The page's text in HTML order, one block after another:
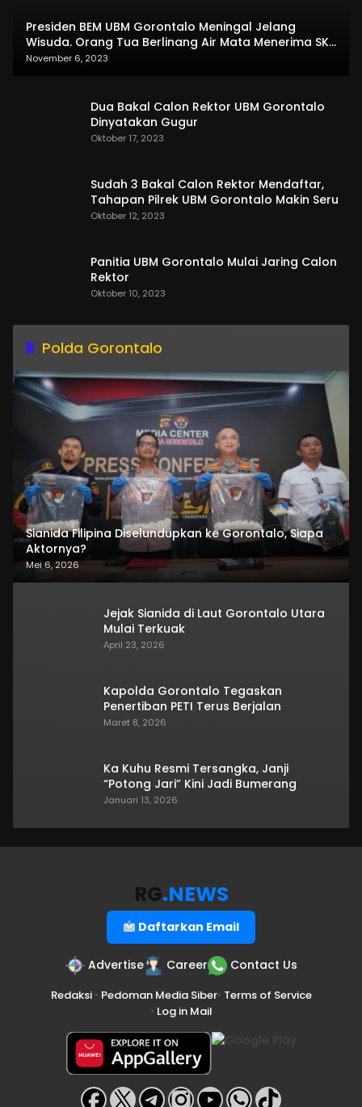
Presiden BEM UBM Gorontalo Meningal Jelang
Wisuda. Orang Tua Berlinang Air Mata Menerima SKL
dan Pemasangan Salempang
November 6, 2023
Dua Bakal Calon Rektor UBM Gorontalo
Dinyatakan Gugur
Oktober 17, 2023
Sudah 3 Bakal Calon Rektor Mendaftar,
Tahapan Pilrek UBM Gorontalo Makin Seru
Oktober 12, 2023
Panitia UBM Gorontalo Mulai Jaring Calon
Rektor
Oktober 10, 2023
Polda Gorontalo
Sianida Filipina Diselundupkan ke Gorontalo, Siapa
Aktornya?
Mei 6, 2026
Jejak Sianida di Laut Gorontalo Utara
Mulai Terkuak
April 23, 2026
Kapolda Gorontalo Tegaskan
Penertiban PETI Terus Berjalan
Maret 8, 2026
Ka Kuhu Resmi Tersangka, Janji
“Potong Jari” Kini Jadi Bumerang
Januari 13, 2026
RG.NEWS
Daftarkan Email
Advertise Career Contact Us
Redaksi• Pedoman Media Siber• Terms of Service
• Log in Mail